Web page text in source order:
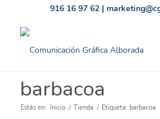
916 16 97 62 |
barbacoa
Estás en: Inicio / Tienda / Etiqueta: barbacoa